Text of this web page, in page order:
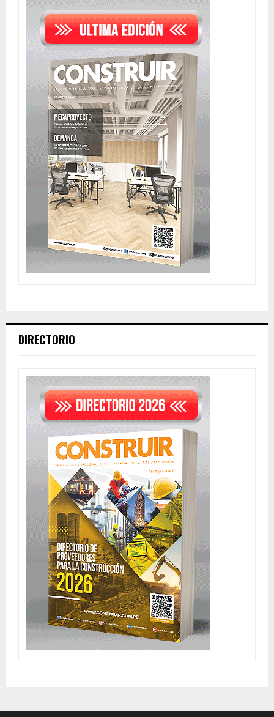
DIRECTORIO